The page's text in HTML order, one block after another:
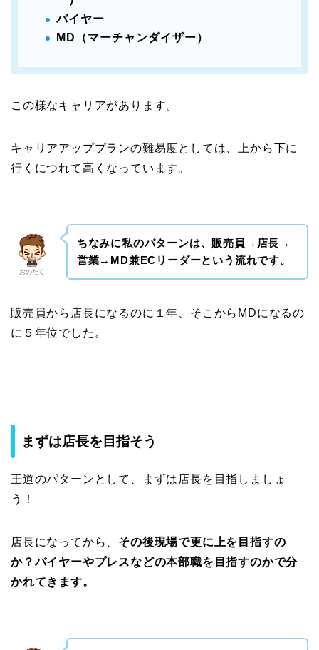
バイヤー
MD（マーチャンダイザー）
この様なキャリアがあります。
キャリアアッププランの難易度としては、上から下に
行くにつれて高くなっています。
おのたく
ちなみに私のパターンは、販売員→店長→
営業→MD兼ECリーダーという流れです。
販売員から店長になるのに１年、そこからMDになるの
に５年位でした。
まずは店長を目指そう
王道のパターンとして、まずは店長を目指しましょ
う！
店長になってから、 その後現場で更に上を目指すの
か？バイヤーやプレスなどの本部職を目指すのかで分
かれてきます。